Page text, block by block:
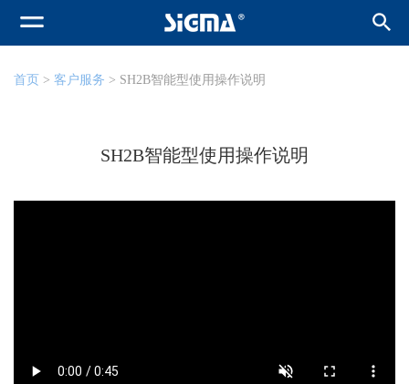
首页 > 客户服务 > SH2B智能型使用操作说明
SH2B智能型使用操作说明